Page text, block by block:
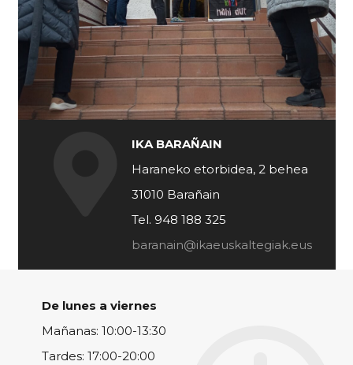
IKA BARAÑAIN
Haraneko etorbidea, 2 behea
31010 Barañain
Tel. 948 188 325
baranain@ikaeuskaltegiak.eus
De lunes a viernes
Mañanas: 10:00-13:30
Tardes: 17:00-20:00